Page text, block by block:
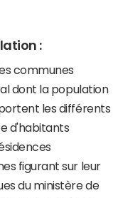
:
communes
dont la population
les différents
d'habitants
figurant sur leur
du ministère de